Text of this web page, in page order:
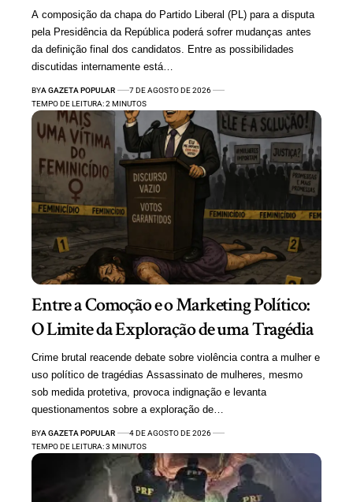
A composição da chapa do Partido Liberal (PL) para a disputa
pela Presidência da República poderá sofrer mudanças antes
da definição final dos candidatos. Entre as possibilidades
discutidas internamente está…
BYA GAZETA POPULAR
7 DE AGOSTO DE 2026
TEMPO DE LEITURA: 2 MINUTOS
Entre a Comoção e o Marketing Político:
O Limite da Exploração de uma Tragédia
Crime brutal reacende debate sobre violência contra a mulher e
uso político de tragédias Assassinato de mulheres, mesmo
sob medida protetiva, provoca indignação e levanta
questionamentos sobre a exploração de…
BYA GAZETA POPULAR
4 DE AGOSTO DE 2026
TEMPO DE LEITURA: 3 MINUTOS